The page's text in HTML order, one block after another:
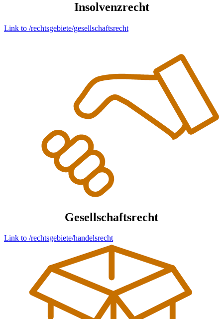
Insolvenzrecht
Link to /rechtsgebiete/gesellschaftsrecht
Gesellschafts­recht
Link to /rechtsgebiete/handelsrecht